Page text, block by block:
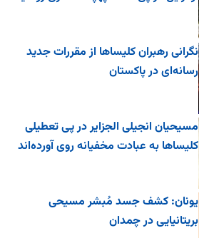
نگرانی رهبران کلیساها از مقررات جدید
رسانه‌ای در پاکستان
مسیحیان انجیلی الجزایر در پی تعطیلی
کلیساها به عبادت مخفیانه روی آورده‌اند
یونان: کشف جسد مُبشر مسیحی
بریتانیایی در چمدان